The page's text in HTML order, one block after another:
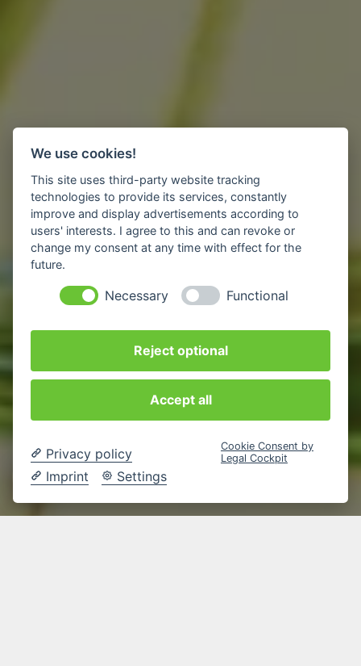
We use cookies!
This site uses third-party website tracking
technologies to provide its services, constantly
improve and display advertisements according to
users' interests. I agree to this and can revoke or
change my consent at any time with effect for the
future.
Necessary Functional
Reject optional
Accept all
Privacy policy
Imprint
Settings
Cookie Consent by
Legal Cockpit